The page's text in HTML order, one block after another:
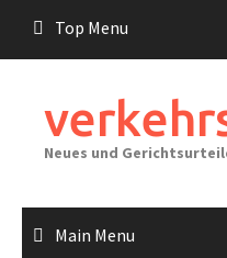
content
Top Menu
Neues und
Main Menu